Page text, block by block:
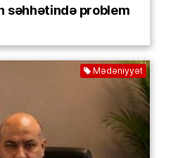
səhhətində problem
Mədəniyyət